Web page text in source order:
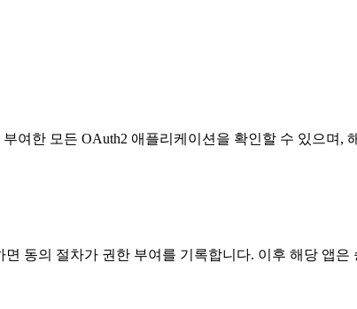
여한 모든 OAuth2 애플리케이션을 확인할 수 있으며,
면 동의 절차가 권한 부여를 기록합니다. 이후 해당 앱